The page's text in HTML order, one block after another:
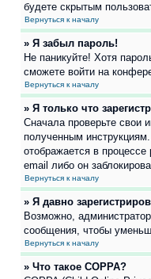
будете скрытым
Вернуться к началу
» Я забыл пароль!
Не паникуйте! Хотя
сможете войти на
Вернуться к началу
» Я только что
Сначала проверьте свои
полученным
отображается в
email либо он
Вернуться к началу
» Я давно
Возможно,
сообщения, чтобы
Вернуться к началу
» Что такое COPPA?